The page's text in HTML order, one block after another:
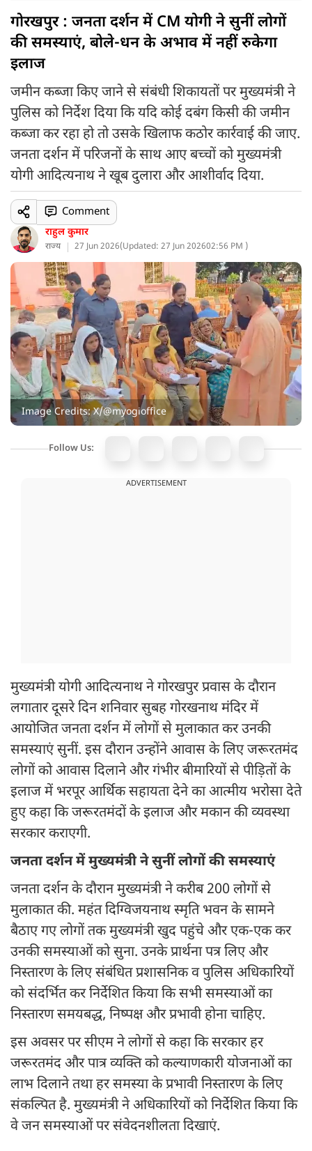
गोरखपुर : जनता दर्शन में CM योगी ने सुनीं लोगों
की समस्याएं, बोले-धन के अभाव में नहीं रुकेगा
इलाज
जमीन कब्जा किए जाने से संबंधी शिकायतों पर मुख्यमंत्री ने
पुलिस को निर्देश दिया कि यदि कोई दबंग किसी की जमीन
कब्जा कर रहा हो तो उसके खिलाफ कठोर कार्रवाई की जाए.
जनता दर्शन में परिजनों के साथ आए बच्चों को मुख्यमंत्री
योगी आदित्यनाथ ने खूब दुलारा और आशीर्वाद दिया.
राहुल कुमार
राज्य 27 Jun 2026(Updated: 27 Jun 202602:56 PM )
Comment
Image Credits: X/@myogioffice
Follow Us:
ADVERTISEMENT
मुख्यमंत्री योगी आदित्यनाथ ने गोरखपुर प्रवास के दौरान
लगातार दूसरे दिन शनिवार सुबह गोरखनाथ मंदिर में
आयोजित जनता दर्शन में लोगों से मुलाकात कर उनकी
समस्याएं सुनीं. इस दौरान उन्होंने आवास के लिए जरूरतमंद
लोगों को आवास दिलाने और गंभीर बीमारियों से पीड़ितों के
इलाज में भरपूर आर्थिक सहायता देने का आत्मीय भरोसा देते
हुए कहा कि जरूरतमंदों के इलाज और मकान की व्यवस्था
सरकार कराएगी.
जनता दर्शन में मुख्यमंत्री ने सुनीं लोगों की समस्याएं
जनता दर्शन के दौरान मुख्यमंत्री ने करीब 200 लोगों से
मुलाकात की. महंत दिग्विजयनाथ स्मृति भवन के सामने
बैठाए गए लोगों तक मुख्यमंत्री खुद पहुंचे और एक-एक कर
उनकी समस्याओं को सुना. उनके प्रार्थना पत्र लिए और
निस्तारण के लिए संबंधित प्रशासनिक व पुलिस अधिकारियों
को संदर्भित कर निर्देशित किया कि सभी समस्याओं का
निस्तारण समयबद्ध, निष्पक्ष और प्रभावी होना चाहिए.
इस अवसर पर सीएम ने लोगों से कहा कि सरकार हर
जरूरतमंद और पात्र व्यक्ति को कल्याणकारी योजनाओं का
लाभ दिलाने तथा हर समस्या के प्रभावी निस्तारण के लिए
संकल्पित है. मुख्यमंत्री ने अधिकारियों को निर्देशित किया कि
वे जन समस्याओं पर संवेदनशीलता दिखाएं.